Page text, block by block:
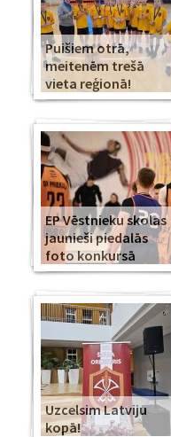
Puišiem otrā,
meitenēm trešā
vieta reģionā!
EP Vēstnieku skolas
jaunieši piedalās
foto konkursā
Uzcelsim Latviju
kopā!